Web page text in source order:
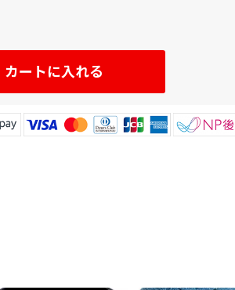
カートに入れる